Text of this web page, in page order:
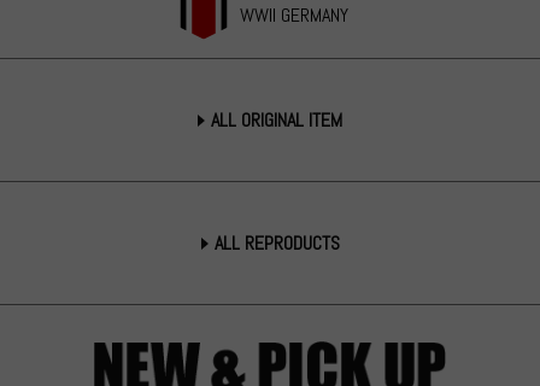
WWII GERMANY
ALL ORIGINAL ITEM
ALL REPRODUCTS